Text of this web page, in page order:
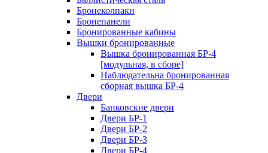
Бронеколпаки
Бронепанели
Бронированные кабины
Вышки бронированные
Вышка бронированная БР-4
[модульная, в сборе]
Наблюдательна бронированная
сборная вышка БР-4
Двери
Банковские двери
Двери БР-1
Двери БР-2
Двери БР-3
Двери БР-4